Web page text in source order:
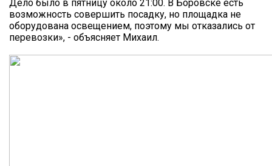
Дело было в пятницу около 21:00. В Боровске есть
возможность совершить посадку, но площадка не
оборудована освещением, поэтому мы отказались от
перевозки», - объясняет Михаил.